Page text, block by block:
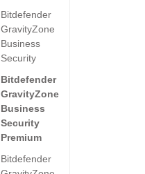
Bitdefender
GravityZone
Business
Security
Bitdefender
GravityZone
Business
Security
Premium
Bitdefender